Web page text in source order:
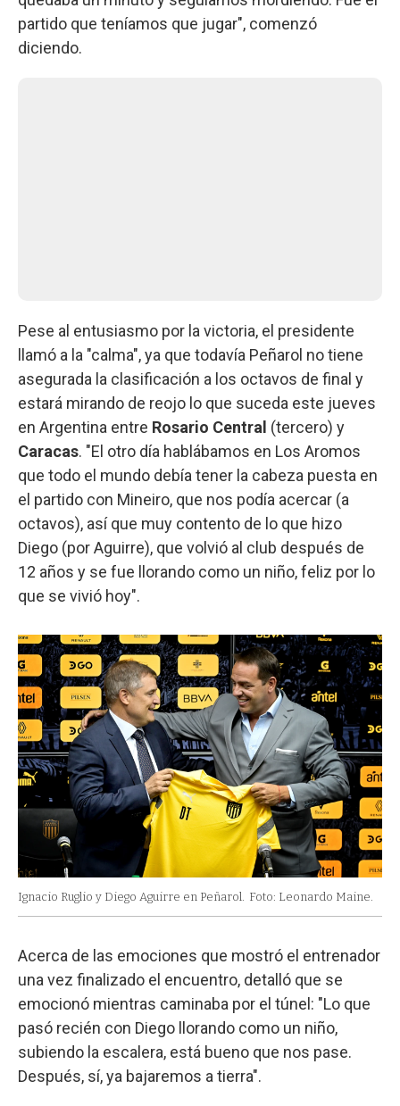
partido que teníamos que jugar", comenzó
diciendo.
Pese al entusiasmo por la victoria, el presidente
llamó a la "calma", ya que todavía Peñarol no tiene
asegurada la clasificación a los octavos de final y
estará mirando de reojo lo que suceda este jueves
en Argentina entre Rosario Central (tercero) y
Caracas. "El otro día hablábamos en Los Aromos
que todo el mundo debía tener la cabeza puesta en
el partido con Mineiro, que nos podía acercar (a
octavos), así que muy contento de lo que hizo
Diego (por Aguirre), que volvió al club después de
12 años y se fue llorando como un niño, feliz por lo
que se vivió hoy".
Ignacio Ruglio y Diego Aguirre en Peñarol. Foto: Leonardo Maine.
Acerca de las emociones que mostró el entrenador
una vez finalizado el encuentro, detalló que se
emocionó mientras caminaba por el túnel: "Lo que
pasó recién con Diego llorando como un niño,
subiendo la escalera, está bueno que nos pase.
Después, sí, ya bajaremos a tierra".